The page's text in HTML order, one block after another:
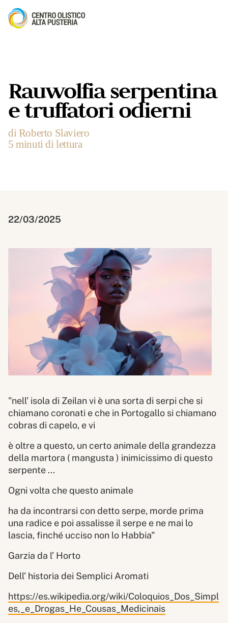
Rauwolfia serpentina
e truffatori odierni
di Roberto Slaviero
5 minuti di lettura
22/03/2025
"nell’ isola di Zeilan vi è una sorta di serpi che si
chiamano coronati e che in Portogallo si chiamano
cobras di capelo, e vi
è oltre a questo, un certo animale della grandezza
della martora ( mangusta ) inimicissimo di questo
serpente ...
Ogni volta che questo animale
ha da incontrarsi con detto serpe, morde prima
una radice e poi assalisse il serpe e ne mai lo
lascia, finché ucciso non lo Habbia"
Garzia da l’ Horto
Dell’ historia dei Semplici Aromati
https://es.wikipedia.org/wiki/Coloquios_Dos_Simpl
es,_e_Drogas_He_Cousas_Medicinais